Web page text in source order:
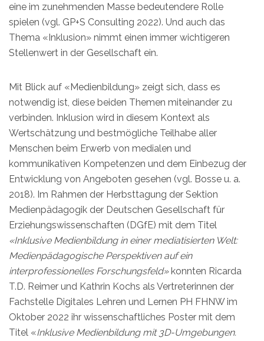
eine im zunehmenden Masse bedeutendere Rolle
spielen (vgl. GP+S Consulting 2022). Und auch das
Thema «Inklusion» nimmt einen immer wichtigeren
Stellenwert in der Gesellschaft ein.
Mit Blick auf «Medienbildung» zeigt sich, dass es
notwendig ist, diese beiden Themen miteinander zu
verbinden. Inklusion wird in diesem Kontext als
Wertschätzung und bestmögliche Teilhabe aller
Menschen beim Erwerb von medialen und
kommunikativen Kompetenzen und dem Einbezug der
Entwicklung von Angeboten gesehen (vgl. Bosse u. a.
2018). Im Rahmen der Herbsttagung der Sektion
Medienpädagogik der Deutschen Gesellschaft für
Erziehungswissenschaften (DGfE) mit dem Titel
«Inklusive Medienbildung in einer mediatisierten Welt:
Medienpädagogische Perspektiven auf ein
interprofessionelles Forschungsfeld»konnten Ricarda
T.D. Reimer und Kathrin Kochs als Vertreterinnen der
Fachstelle Digitales Lehren und Lernen PH FHNW im
Oktober 2022 ihr wissenschaftliches Poster mit dem
Titel «Inklusive Medienbildung mit 3D-Umgebungen.